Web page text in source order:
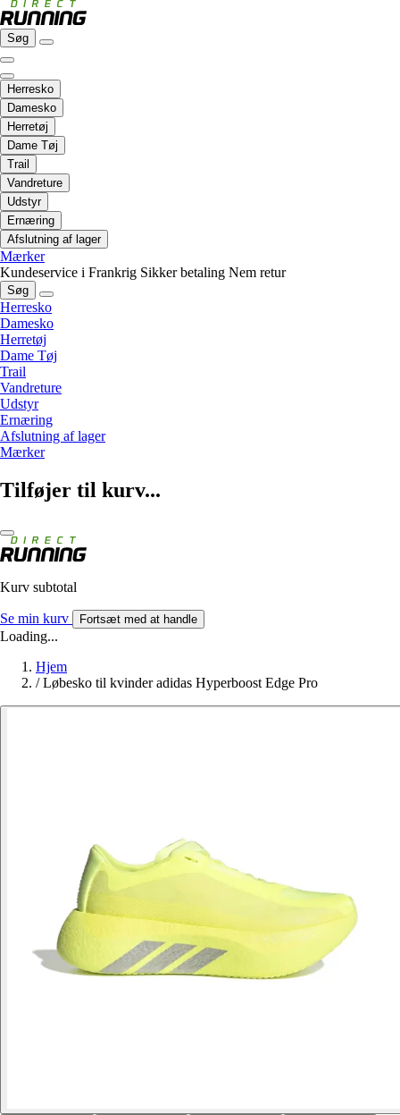
Søg
Herresko
Damesko
Herretøj
Dame Tøj
Trail
Vandreture
Udstyr
Ernæring
Afslutning af lager
Mærker
Kundeservice i Frankrig Sikker betaling Nem retur
Søg
Herresko
Damesko
Herretøj
Dame Tøj
Trail
Vandreture
Udstyr
Ernæring
Afslutning af lager
Mærker
Tilføjer til kurv...
Kurv subtotal
Se min kurv Fortsæt med at handle
Loading...
Hjem
/ Løbesko til kvinder adidas Hyperboost Edge Pro